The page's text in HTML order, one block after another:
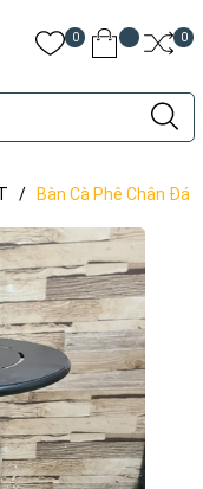
0 0
/
Bàn Cà Phê Chân Đá